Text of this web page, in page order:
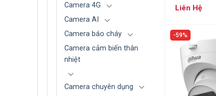
Camera 4G
Camera AI
Camera báo cháy
Camera cảm biến thân
nhiệt
Camera chuyên dụng
Liên Hệ
59%